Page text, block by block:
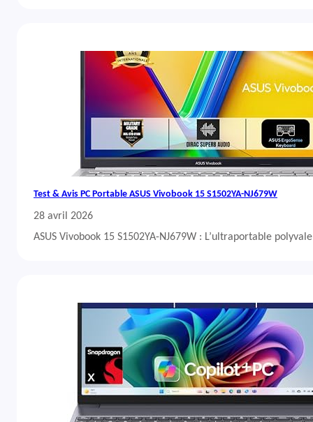
Test & Avis PC Portable ASUS Vivobook 15 S1502YA-NJ679W
28 avril 2026
ASUS Vivobook 15 S1502YA-NJ679W : L’ultraportable